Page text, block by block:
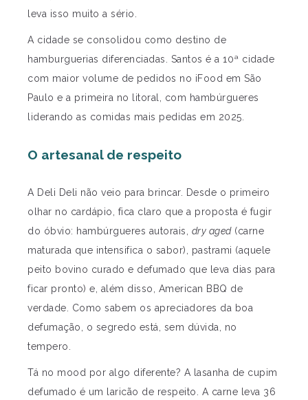
leva isso muito a sério.
A cidade se consolidou como destino de
hamburguerias diferenciadas. Santos é a 10ª cidade
com maior volume de pedidos no iFood em São
Paulo e a primeira no litoral, com hambúrgueres
liderando as comidas mais pedidas em 2025.
O artesanal de respeito
A Deli Deli não veio para brincar. Desde o primeiro
olhar no cardápio, fica claro que a proposta é fugir
do óbvio: hambúrgueres autorais, dry aged(carne
maturada que intensifica o sabor), pastrami (aquele
peito bovino curado e defumado que leva dias para
ficar pronto) e, além disso, American BBQ de
verdade. Como sabem os apreciadores da boa
defumação, o segredo está, sem dúvida, no
tempero.
Tá no mood por algo diferente? A lasanha de cupim
defumado é um laricão de respeito. A carne leva 36